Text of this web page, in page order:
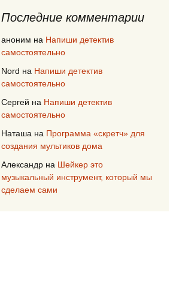
Последние комментарии
аноним на Напиши детектив
самостоятельно
Nord на Напиши детектив
самостоятельно
Сергей на Напиши детектив
самостоятельно
Наташа на Программа «скретч» для
создания мультиков дома
Александр на Шейкер это
музыкальный инструмент, который мы
сделаем сами